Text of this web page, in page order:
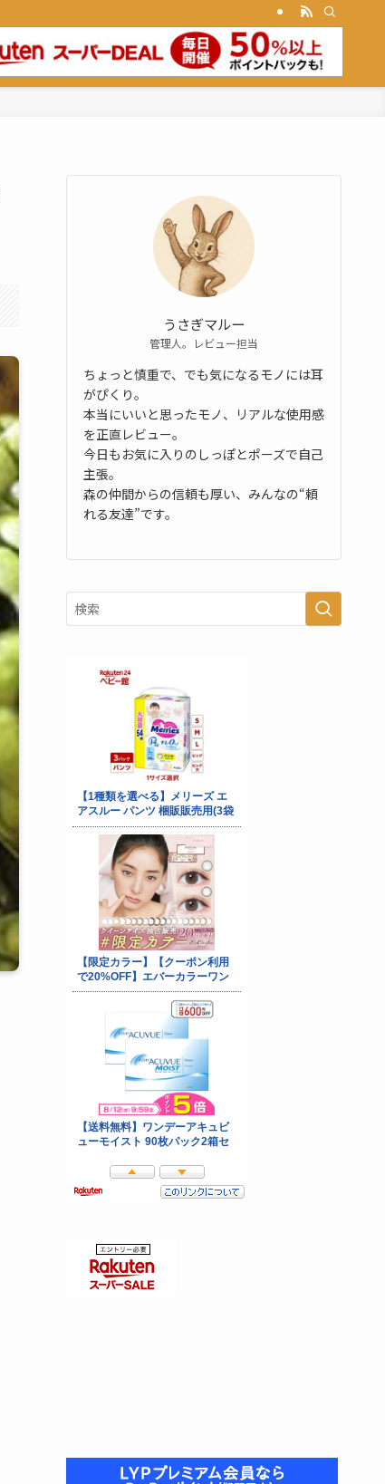
うさぎマルー
管理人。レビュー担当
ちょっと慎重で、でも気になるモノには耳
がぴくり。
本当にいいと思ったモノ、リアルな使用感
を正直レビュー。
今日もお気に入りのしっぽとポーズで自己
主張。
森の仲間からの信頼も厚い、みんなの“頼
れる友達”です。